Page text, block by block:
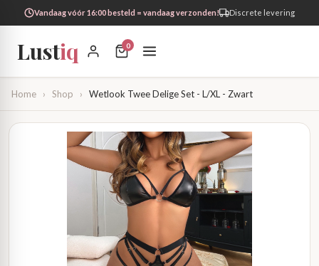
Vandaag vóór 16:00 besteld = vandaag verzonden! Discrete levering
Lustiq 0
Home › Shop › Wetlook Twee Delige Set - L/XL - Zwart